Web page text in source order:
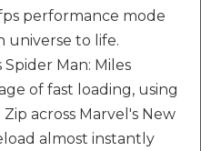
performance mode
universe to life.
Spider Man: Miles
of fast loading, using
across Marvel's New
almost instantly